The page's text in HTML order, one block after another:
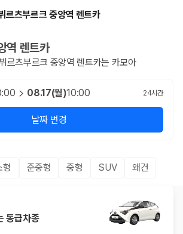
르츠부르크 중앙역 렌트카
역 렌트카
르츠부르크 중앙역 렌트카는 카모아
08.17(월)10:00 24시간
날짜 변경
형 준중형 중형 SUV 왜건
동급차종